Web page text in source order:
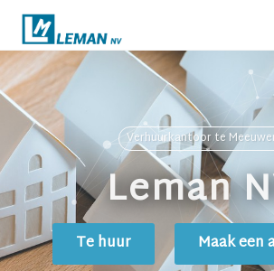
Verhuurkantoor te
Leman
Te huur Maak een